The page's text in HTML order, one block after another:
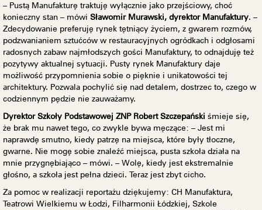
– Pustą Manufakturę traktuję wyłącznie jako przejściowy, choć
konieczny stan – mówi Sławomir Murawski, dyrektor Manufaktury. –
Zdecydowanie preferuję rynek tętniący życiem, z gwarem rozmów,
podzwanianiem sztućców w restauracyjnych ogródkach i odgłosami
radosnych zabaw najmłodszych gości Manufaktury, to odnajduję też
pozytywy aktualnej sytuacji. Pusty rynek Manufaktury daje
możliwość przypomnienia sobie o pięknie i unikatowości tej
architektury. Pozwala pochylić się nad detalem, dostrzec to, czego w
codziennym pędzie nie zauważamy.
Dyrektor Szkoły Podstawowej ZNP Robert Szczepański śmieje się,
że brak mu nawet tego, co zwykle bywa męczące: – Jest mi
naprawdę smutno, kiedy patrzę na miejsca, które były tłoczne,
gwarne. Nie mogę sobie znaleźć miejsca, pusta szkoła działa na
mnie przygnębiająco – mówi. – Wolę, kiedy jest ekstremalnie
głośno, a szkoła jest pełna dzieci. Teraz jest zbyt cicho.
Za pomoc w realizacji reportażu dziękujemy: CH Manufaktura,
Teatrowi Wielkiemu w Łodzi, Filharmonii Łódzkiej, Szkole